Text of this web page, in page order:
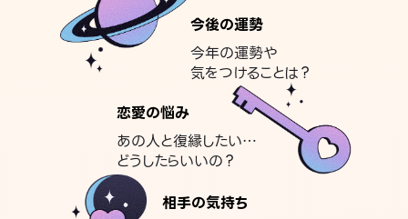
今後の運勢
今年の運勢や
気をつけることは？
恋愛の悩み
あの人と復縁したい…
どうしたらいいの？
相手の気持ち